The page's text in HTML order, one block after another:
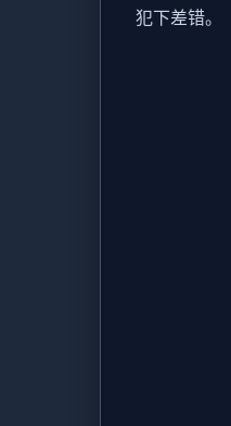
犯下差错。